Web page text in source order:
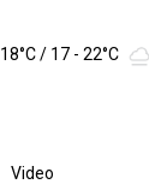
18°C/ 17 - 22°C
Video